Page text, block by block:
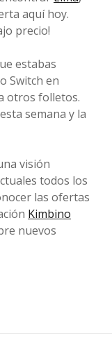
aquí hoy.
precio!
estabas
Switch en
otros folletos.
semana y la
visión
todos los
las ofertas
Kimbino
nuevos